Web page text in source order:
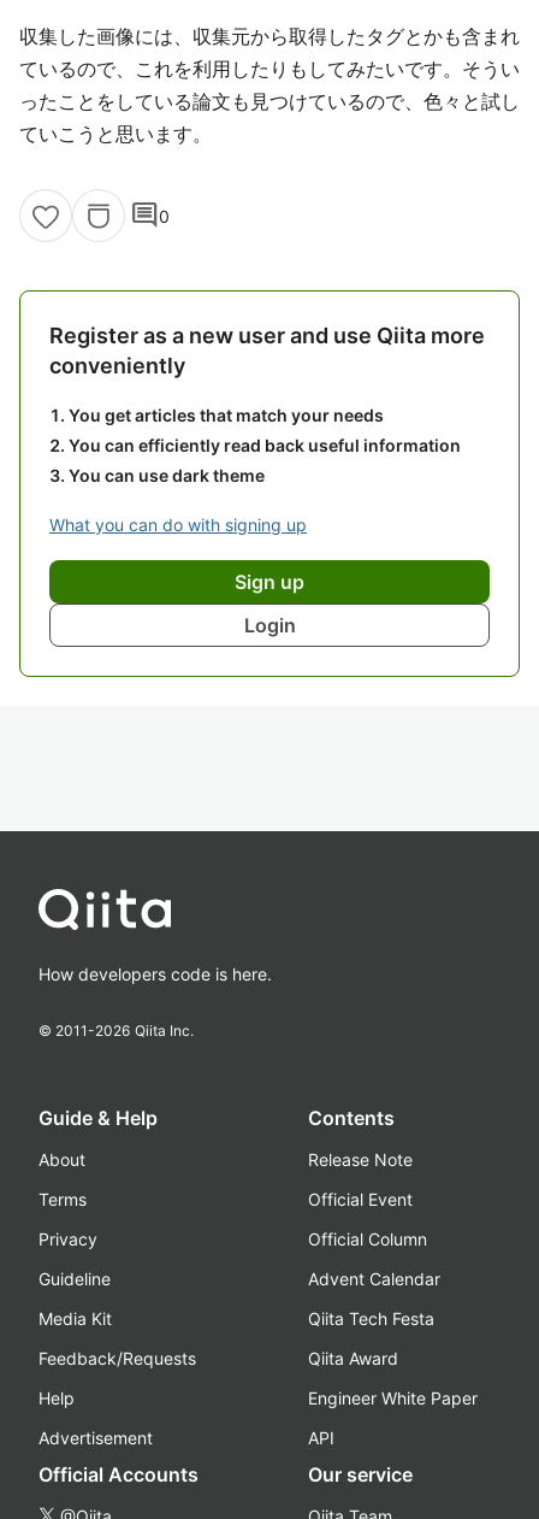
収集した画像には、収集元から取得したタグとかも含まれ
ているので、これを利用したりもしてみたいです。そうい
ったことをしている論文も見つけているので、色々と試し
ていこうと思います。
comment0
Register as a new user and use Qiita more
conveniently
You get articles that match your needs
You can efficiently read back useful information
You can use dark theme
What you can do with signing up
Sign up
Login
How developers code is here.
© 2011-2026 Qiita Inc.
Guide & Help
About
Terms
Privacy
Guideline
Media Kit
Feedback/Requests
Help
Advertisement
Contents
Release Note
Official Event
Official Column
Advent Calendar
Qiita Tech Festa
Qiita Award
Engineer White Paper
API
Official Accounts Our service